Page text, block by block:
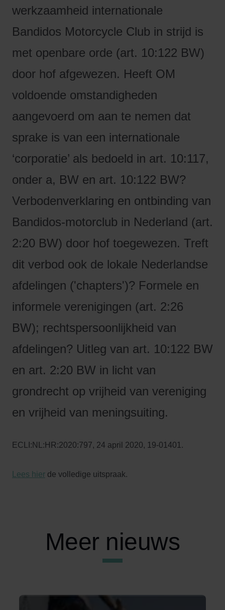
werkzaamheid internationale
Bandidos Motorcycle Club in strijd is
met openbare orde (art. 10:122 BW)
door hof afgewezen. Heeft OM
voldoende omstandigheden
aangevoerd om aan te nemen dat
sprake is van een internationale
‘corporatie’ als bedoeld in art. 10:117,
onder a, BW en art. 10:122 BW?
Verbodenverklaring en ontbinding van
Bandidos-motorclub in Nederland (art.
2:20 BW) door hof toegewezen. Treft
dit verbod ook de lokale Nederlandse
afdelingen ('chapters')? Formele en
informele verenigingen (art. 2:26
BW); rechtspersoonlijkheid van
afdelingen? Uitleg van art. 10:122 BW
en art. 2:20 BW in licht van
grondrecht op vrijheid van vereniging
en vrijheid van meningsuiting.
ECLI:NL:HR:2020:797, 24 april 2020, 19-01401.
Lees hier de volledige uitspraak.
Meer nieuws